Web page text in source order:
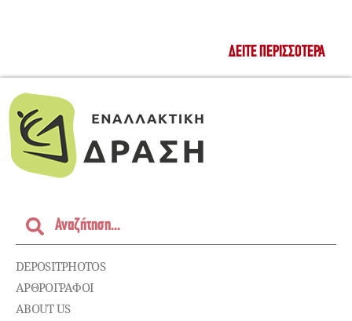
ΔΕΊΤΕ ΠΕΡΙΣΣΌΤΕΡΑ
DEPOSITPHOTOS
ΑΡΘΡΟΓΡΑΦΟΙ
ABOUT US